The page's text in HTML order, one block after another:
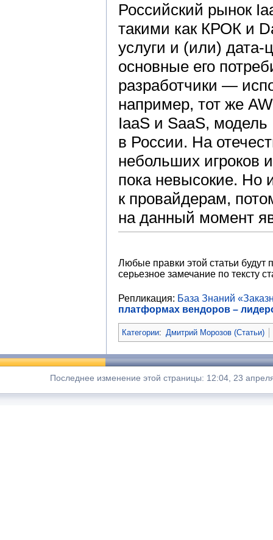
Российский рынок
такими как КРОК и
услуги и (или)
основные его
разработчики —
например, тот же
IaaS и SaaS, модель
в России. На
небольших игроков
пока невысокие. Но
к провайдерам,
на данный момент
Любые правки этой статьи
серьезное замечание по тексту
Репликация: База Знаний
платформах вендоров –
Категории: Дмитрий Морозов (Статьи)
Последнее изменение этой страницы: 12:04, 23